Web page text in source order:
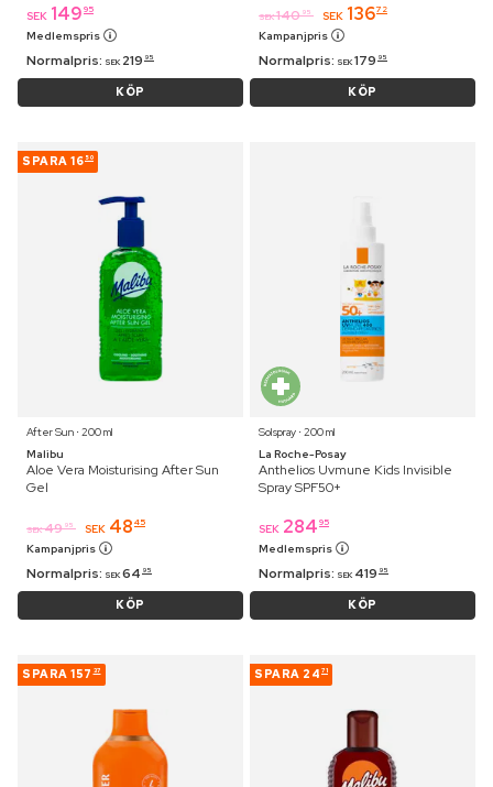
SEK 149 95
Medlemspris
Normalpris: SEK 219 95
KÖP
SEK 140 95 SEK 13672
Kampanjpris
Normalpris: SEK 179 95
KÖP
SPARA 16 50
After Sun ⋅ 200 ml
Malibu
Aloe Vera Moisturising After Sun
Gel
SEK 49 95 SEK 48 45
Kampanjpris
Normalpris: SEK 64 95
KÖP
Solspray ⋅ 200 ml
La Roche-Posay
Anthelios Uvmune Kids Invisible
Spray SPF50+
SEK 284 95
Medlemspris
Normalpris: SEK 419 95
KÖP
SPARA 157 37 SPARA 24 71